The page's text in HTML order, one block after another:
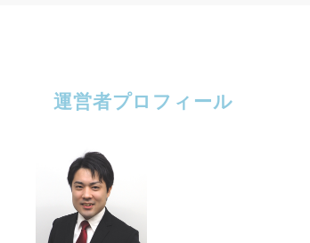
運営者プロフィール